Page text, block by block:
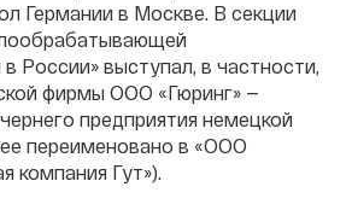
Германии в Москве. В секции
России» выступал, в частности,
фирмы ООО «Гюринг» —
предприятия немецкой
переименовано в «ООО
компания Гут»).